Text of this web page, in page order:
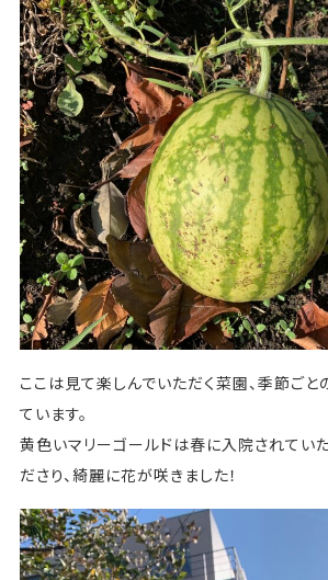
ここは見て楽しんでいただく菜園、季節ご
ています。
黄色いマリーゴールドは春に入院されてい
ださり、綺麗に花が咲きました！